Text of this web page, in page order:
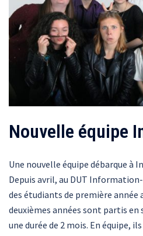
Nouvelle équipe
Une nouvelle équipe débarque à
Depuis avril, au DUT
des étudiants de première année
deuxièmes années sont partis
une durée de 2 mois. En équipe,